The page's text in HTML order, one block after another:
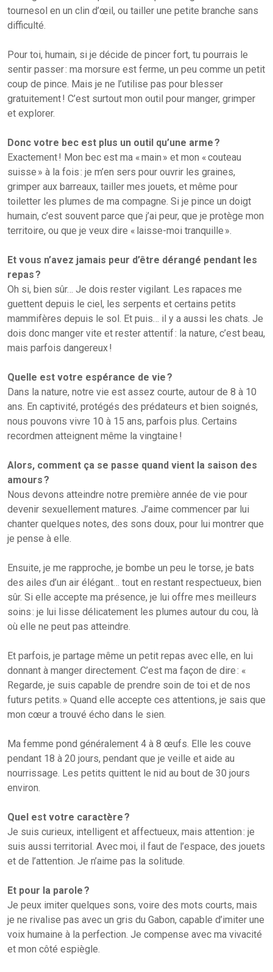
tournesol en un clin d’œil, ou tailler une petite branche sans
difficulté.
Pour toi, humain, si je décide de pincer fort, tu pourrais le
sentir passer : ma morsure est ferme, un peu comme un petit
coup de pince. Mais je ne l’utilise pas pour blesser
gratuitement ! C’est surtout mon outil pour manger, grimper
et explorer.
Donc votre bec est plus un outil qu’une arme ?
Exactement ! Mon bec est ma « main » et mon « couteau
suisse » à la fois : je m’en sers pour ouvrir les graines,
grimper aux barreaux, tailler mes jouets, et même pour
toiletter les plumes de ma compagne. Si je pince un doigt
humain, c’est souvent parce que j’ai peur, que je protège mon
territoire, ou que je veux dire « laisse-moi tranquille ».
Et vous n’avez jamais peur d’être dérangé pendant les
repas ?
Oh si, bien sûr… Je dois rester vigilant. Les rapaces me
guettent depuis le ciel, les serpents et certains petits
mammifères depuis le sol. Et puis… il y a aussi les chats. Je
dois donc manger vite et rester attentif : la nature, c’est beau,
mais parfois dangereux !
Quelle est votre espérance de vie ?
Dans la nature, notre vie est assez courte, autour de 8 à 10
ans. En captivité, protégés des prédateurs et bien soignés,
nous pouvons vivre 10 à 15 ans, parfois plus. Certains
recordmen atteignent même la vingtaine !
Alors, comment ça se passe quand vient la saison des
amours ?
Nous devons atteindre notre première année de vie pour
devenir sexuellement matures. J’aime commencer par lui
chanter quelques notes, des sons doux, pour lui montrer que
je pense à elle.
Ensuite, je me rapproche, je bombe un peu le torse, je bats
des ailes d’un air élégant… tout en restant respectueux, bien
sûr. Si elle accepte ma présence, je lui offre mes meilleurs
soins : je lui lisse délicatement les plumes autour du cou, là
où elle ne peut pas atteindre.
Et parfois, je partage même un petit repas avec elle, en lui
donnant à manger directement. C’est ma façon de dire : «
Regarde, je suis capable de prendre soin de toi et de nos
futurs petits. » Quand elle accepte ces attentions, je sais que
mon cœur a trouvé écho dans le sien.
Ma femme pond généralement 4 à 8 œufs. Elle les couve
pendant 18 à 20 jours, pendant que je veille et aide au
nourrissage. Les petits quittent le nid au bout de 30 jours
environ.
Quel est votre caractère ?
Je suis curieux, intelligent et affectueux, mais attention : je
suis aussi territorial. Avec moi, il faut de l’espace, des jouets
et de l’attention. Je n’aime pas la solitude.
Et pour la parole ?
Je peux imiter quelques sons, voire des mots courts, mais
je ne rivalise pas avec un gris du Gabon, capable d’imiter une
voix humaine à la perfection. Je compense avec ma vivacité
et mon côté espiègle.